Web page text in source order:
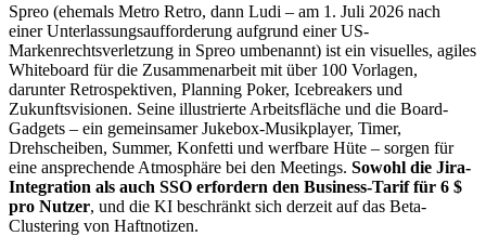
Spreo (ehemals Metro Retro, dann Ludi – am 1. Juli 2026 nach
einer Unterlassungsaufforderung aufgrund einer US-
Markenrechtsverletzung in Spreo umbenannt) ist ein visuelles, agiles
Whiteboard für die Zusammenarbeit mit über 100 Vorlagen,
darunter Retrospektiven, Planning Poker, Icebreakers und
Zukunftsvisionen. Seine illustrierte Arbeitsfläche und die Board-
Gadgets – ein gemeinsamer Jukebox-Musikplayer, Timer,
Drehscheiben, Summer, Konfetti und werfbare Hüte – sorgen für
eine ansprechende Atmosphäre bei den Meetings. Sowohl die Jira-
Integration als auch SSO erfordern den Business-Tarif für 6 $
pro Nutzer, und die KI beschränkt sich derzeit auf das Beta-
Clustering von Haftnotizen.